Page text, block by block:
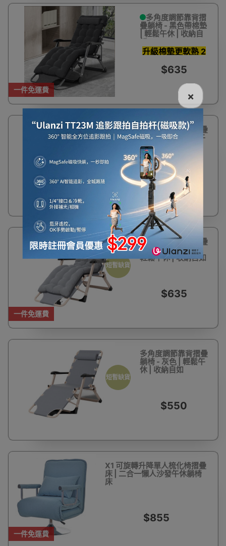
一件免運費
多角度調節靠背摺
疊躺椅 - 黑色帶棉墊
| 輕鬆午休 | 收納自
如
升級棉墊更軟熟 2
合1摺床躺椅
$635
多角度調節靠背摺疊
躺椅 - 黑色 | 輕鬆午
休 | 收納自如
$550
一件免運費
短暫缺貨
多角度調節靠背摺疊
躺椅 - 灰色帶棉墊 |
輕鬆午休 | 收納自如
$635
短暫缺貨
多角度調節靠背摺疊
躺椅 - 灰色 | 輕鬆午
休 | 收納自如
$550
一件免運費
X1 可旋轉升降單人梳化椅摺疊
床 | 二合一懶人沙發午休躺椅
床
$855
×